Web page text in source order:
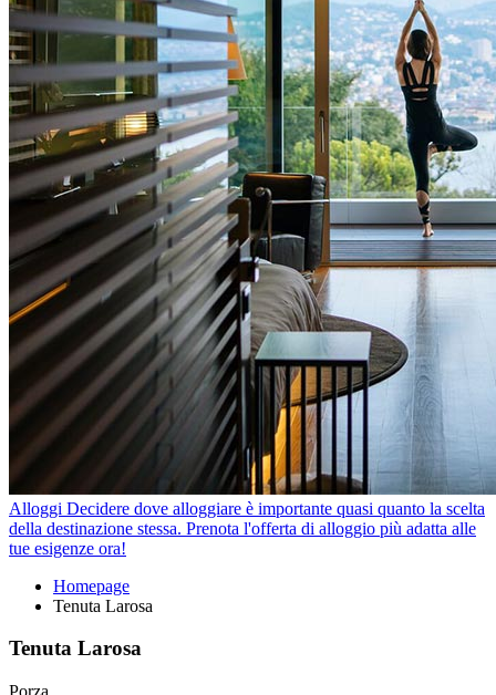
Alloggi Decidere dove alloggiare è importante quasi quanto la scelta
della destinazione stessa. Prenota l'offerta di alloggio più adatta alle
tue esigenze ora!
Homepage
Tenuta Larosa
Tenuta Larosa
Porza